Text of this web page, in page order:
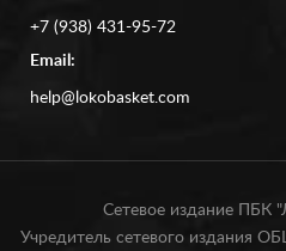
+7 (938) 431-95-72
Email:
help@lokobasket.com
Сетевое издание ПБК
Учредитель сетевого